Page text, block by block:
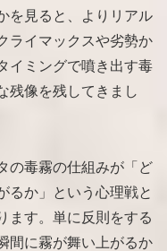
を見ると、よりリアル
ライマックスや劣勢か
イミングで噴き出す毒
残像を残してきまし
の毒霧の仕組みが「ど
るか」という心理戦と
ます。単に反則をする
間に霧が舞い上がるか